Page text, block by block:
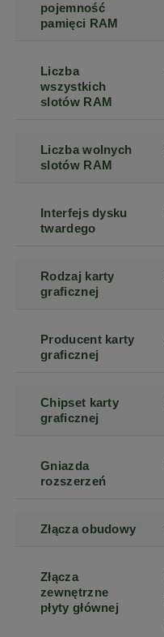
pojemność
pamięci RAM
Liczba
wszystkich
slotów RAM
Liczba wolnych
slotów RAM
Interfejs dysku
twardego
Rodzaj karty
graficznej
Producent karty
graficznej
Chipset karty
graficznej
Gniazda
rozszerzeń
Złącza obudowy
Złącza
zewnętrzne
płyty głównej